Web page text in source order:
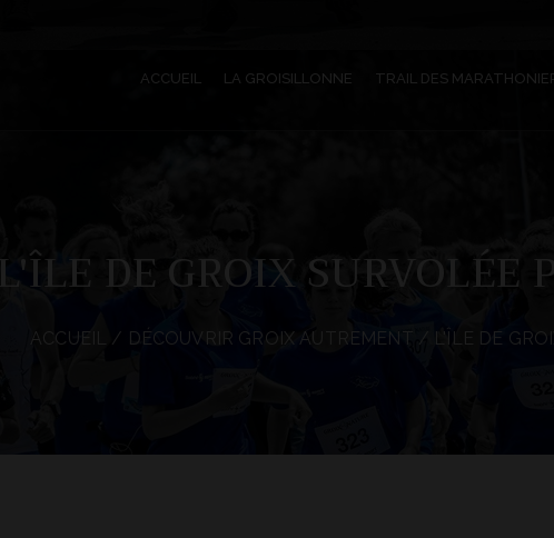
ACCUEIL LA GROISILLONNE TRAIL DES
L'ÎLE DE GROIX SURVOLÉE
ACCUEIL / DÉCOUVRIR GROIX AUTREMENT / L'ÎLE DE